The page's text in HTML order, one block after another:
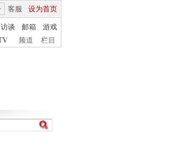
客服 设为首页
访谈 邮箱
游戏
频道 栏目